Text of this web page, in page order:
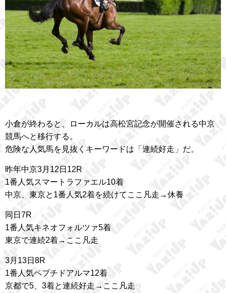
小倉が終わると、ローカルは高松宮記念が開催される中京
競馬へと移行する。
危険な人気馬を見抜くキーワードは「連続好走」だ。
昨年中京3月12日12R
1番人気スマートラファエル10着
中京、東京と1番人気2着を続けてここ凡走→休養
同日7R
1番人気キネオフォルツァ5着
東京で連続2着→ここ凡走
3月13日8R
1番人気ペプチドアルマ12着
京都で5、3着と連続好走→ここ凡走